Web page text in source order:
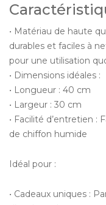
• Matériau de haute
durables et faciles à
pour une utilisation
• Dimensions idéales :
• Longueur : 40 cm
• Largeur : 30 cm
• Facilité d’entretien :
de chiffon humide
Idéal pour :
• Cadeaux uniques :